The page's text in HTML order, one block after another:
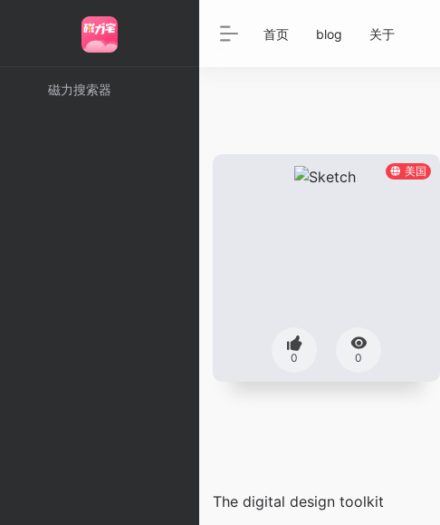
磁力搜索器
首页 blog 关于
美国
0 0
The digital design toolkit